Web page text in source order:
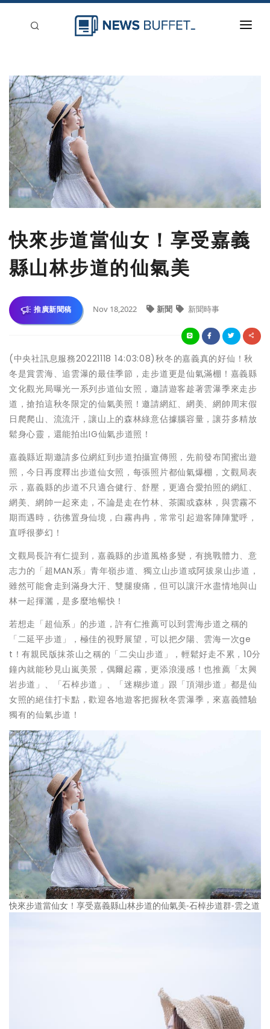
新聞稿分類
登入
刊登
快來步道當仙女！享受嘉義
縣山林步道的仙氣美
推廣新聞稿 Nov 18,2022 新聞 新聞時事
(中央社訊息服務20221118 14:03:08)秋冬的嘉義真的好仙！秋
冬是賞雲海、追雲瀑的最佳季節，走步道更是仙氣滿棚！嘉義縣
文化觀光局曝光一系列步道仙女照，邀請遊客趁著雲瀑季來走步
道，搶拍這秋冬限定的仙氣美照！邀請網紅、網美、網帥周末假
日爬爬山、流流汗，讓山上的森林綠意佔據腦容量，讓芬多精放
鬆身心靈，還能拍出IG仙氣步道照！
嘉義縣近期邀請多位網紅到步道拍攝宣傳照，先前發布閨蜜出遊
照，今日再度釋出步道仙女照，每張照片都仙氣爆棚，文觀局表
示，嘉義縣的步道不只適合健行、舒壓，更適合愛拍照的網紅、
網美、網帥一起來走，不論是走在竹林、茶園或森林，與雲霧不
期而遇時，彷彿置身仙境，白霧冉冉，常常引起遊客陣陣驚呼，
直呼很夢幻！
文觀局長許有仁提到，嘉義縣的步道風格多變，有挑戰體力、意
志力的「超MAN系」青年嶺步道、獨立山步道或阿拔泉山步道，
雖然可能會走到滿身大汗、雙腿痠痛，但可以讓汗水盡情地與山
林一起揮灑，是多麼地暢快！
若想走「超仙系」的步道，許有仁推薦可以到雲海步道之稱的
「二延平步道」，極佳的視野展望，可以把夕陽、雲海一次ge
t！有親民版抹茶山之稱的「二尖山步道」，輕鬆好走不累，10分
鐘內就能秒見山嵐美景，偶爾起霧，更添浪漫感！也推薦「太興
岩步道」、「石棹步道」、「迷糊步道」跟「頂湖步道」都是仙
女照的絕佳打卡點，歡迎各地遊客把握秋冬雲瀑季，來嘉義體驗
獨有的仙氣步道！
快來步道當仙女！享受嘉義縣山林步道的仙氣美-石棹步道群-雲之道